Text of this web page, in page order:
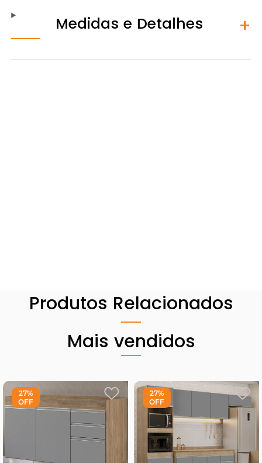
Medidas e Detalhes
Produtos Relacionados
Mais vendidos
27%
OFF
27%
OFF